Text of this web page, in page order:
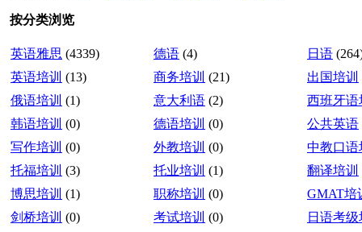
按分类浏览
英语雅思 (4339) 德语 (4) 日语
英语培训 (13) 商务培训 (21)
出国培训
俄语培训 (1) 意大利语 (2)
西班牙语
韩语培训 (0) 德语培训 (0)
公共英语
写作培训 (0) 外教培训 (0)
中教口语
托福培训 (3) 托业培训 (1)
翻译培训
博思培训 (1) 职称培训 (0)
GMAT培
剑桥培训 (0) 考试培训 (0)
日语考